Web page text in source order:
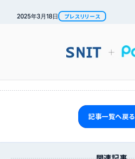
2025年3月18日 プレスリリース
記事一覧へ戻る